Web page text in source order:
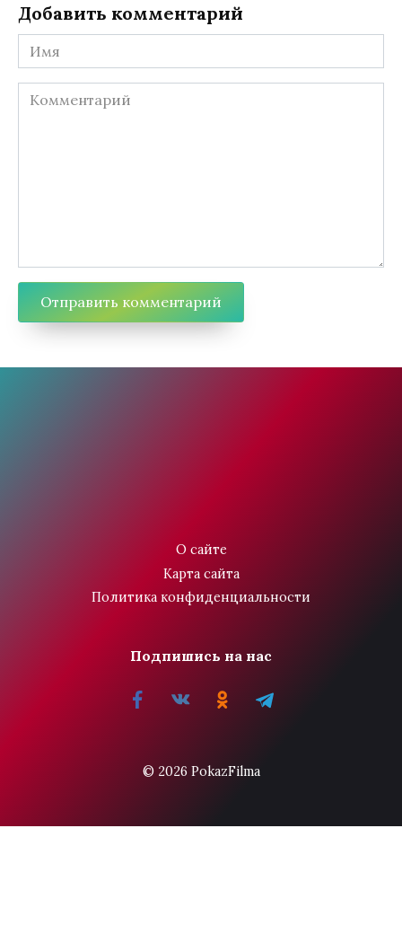
Добавить комментарий
Имя
Комментарий
О сайте
Карта сайта
Политика конфиденциальности
Подпишись на нас
© 2026 PokazFilma